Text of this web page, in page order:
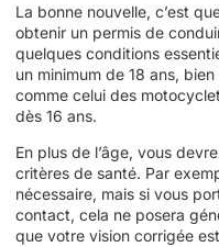
La bonne nouvelle, c’est
obtenir un permis de
quelques conditions
un minimum de 18 ans,
comme celui des
dès 16 ans.
En plus de l’âge, vous
critères de santé. Par
nécessaire, mais si vous
contact, cela ne posera
que votre vision corrigée